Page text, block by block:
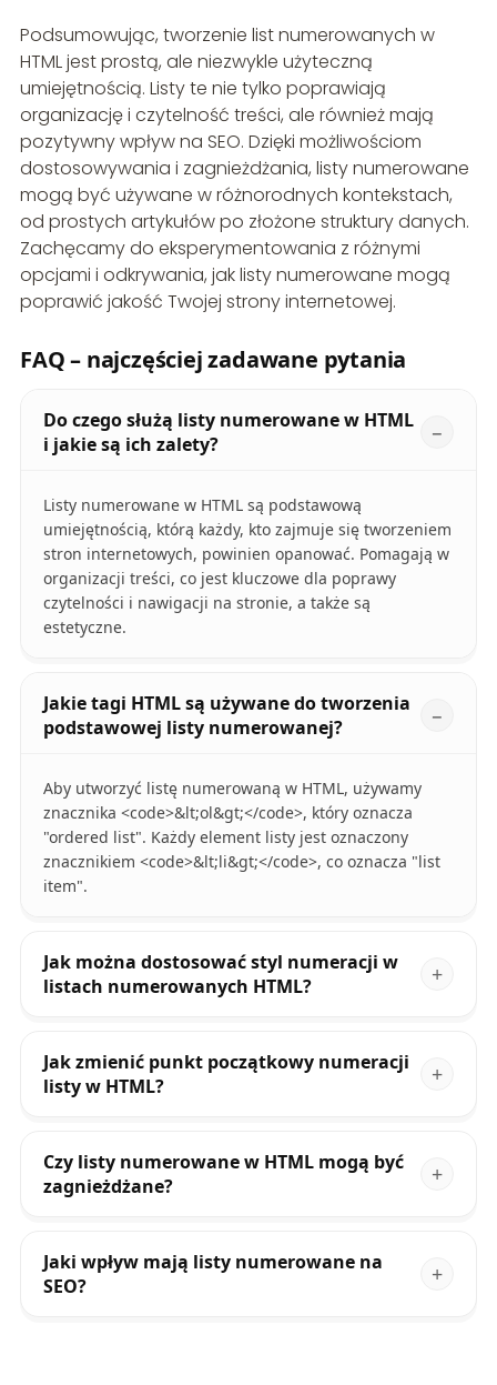
Podsumowując, tworzenie list numerowanych w
HTML jest prostą, ale niezwykle użyteczną
umiejętnością. Listy te nie tylko poprawiają
organizację i czytelność treści, ale również mają
pozytywny wpływ na SEO. Dzięki możliwościom
dostosowywania i zagnieżdżania, listy numerowane
mogą być używane w różnorodnych kontekstach,
od prostych artykułów po złożone struktury danych.
Zachęcamy do eksperymentowania z różnymi
opcjami i odkrywania, jak listy numerowane mogą
poprawić jakość Twojej strony internetowej.
FAQ – najczęściej zadawane pytania
Do czego służą listy numerowane w HTML
i jakie są ich zalety?
Listy numerowane w HTML są podstawową
umiejętnością, którą każdy, kto zajmuje się tworzeniem
stron internetowych, powinien opanować. Pomagają w
organizacji treści, co jest kluczowe dla poprawy
czytelności i nawigacji na stronie, a także są
estetyczne.
Jakie tagi HTML są używane do tworzenia
podstawowej listy numerowanej?
Aby utworzyć listę numerowaną w HTML, używamy
znacznika <code>&lt;ol&gt;</code>, który oznacza
"ordered list". Każdy element listy jest oznaczony
znacznikiem <code>&lt;li&gt;</code>, co oznacza "list
item".
Jak można dostosować styl numeracji w
listach numerowanych HTML?
Jak zmienić punkt początkowy numeracji
listy w HTML?
Czy listy numerowane w HTML mogą być
zagnieżdżane?
Jaki wpływ mają listy numerowane na
SEO?